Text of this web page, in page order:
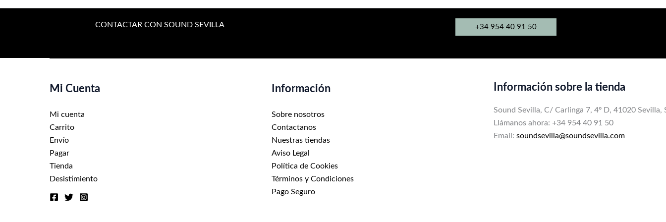
CONTACTAR CON SOUND SEVILLA +34 954 40 91 50
Mi Cuenta
Mi cuenta
Carrito
Envío
Pagar
Tienda
Desistimiento
Información
Sobre nosotros
Contactanos
Nuestras tiendas
Aviso Legal
Política de Cookies
Términos y Condiciones
Pago Seguro
Información sobre la tienda
Sound Sevilla, C/ Carlinga 7, 4º D, 41020 Sevilla,
Llámanos ahora: +34 954 40 91 50
Email: soundsevilla@soundsevilla.com